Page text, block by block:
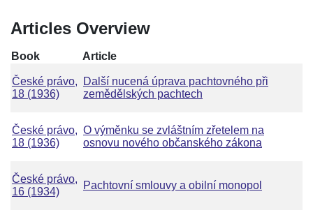
Articles Overview
Book Article
České právo,
18 (1936)
Další nucená úprava pachtovného při
zemědělských pachtech
České právo,
18 (1936)
O výměnku se zvláštním zřetelem na
osnovu nového občanského zákona
České právo,
16 (1934)
Pachtovní smlouvy a obilní monopol